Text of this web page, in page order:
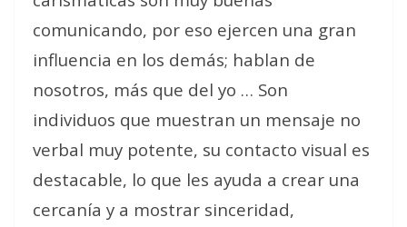
comunicando, por eso ejercen una gran
influencia en los demás; hablan de
nosotros, más que del yo … Son
individuos que muestran un mensaje no
verbal muy potente, su contacto visual es
destacable, lo que les ayuda a crear una
cercanía y a mostrar sinceridad,